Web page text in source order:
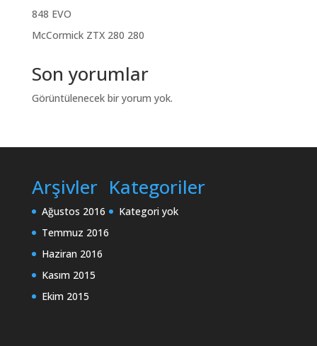
848 EVO
McCormick ZTX 280 280
Son yorumlar
Görüntülenecek bir yorum yok.
Arşivler
Ağustos 2016
Temmuz 2016
Haziran 2016
Kasım 2015
Ekim 2015
Kategoriler
Kategori yok